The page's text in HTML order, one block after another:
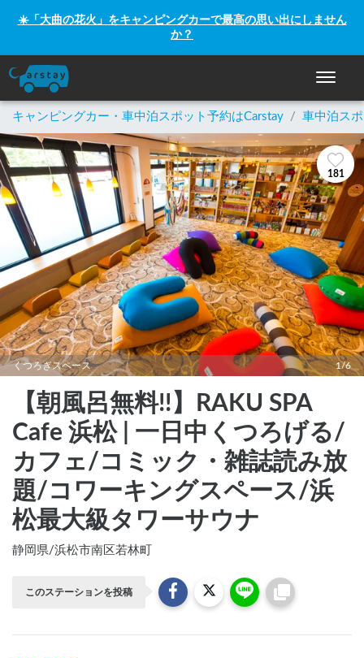
☀️「大曲の花火」をキャンピングカーで最高の思い出にしません
か？
ナビゲ
キャンピングカー・車中泊スポット予約はCarstay / 車中泊ス
181
くつろぎスペース 1/6
【朝風呂無料!!】RAKU SPA
Cafe 浜松 | 一日中くつろげる/
カフェ/コミック・雑誌読み放
題/コワーキングスペース/浜
松最大級タワーサウナ
静岡県/浜松市南区若林町
このステーションを投稿